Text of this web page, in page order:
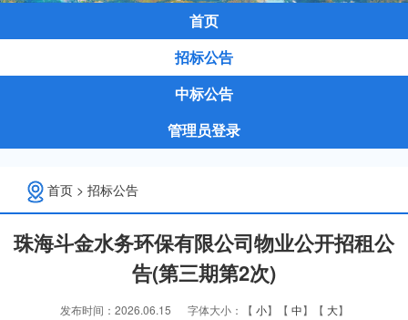
首页
招标公告
中标公告
管理员登录
首页 > 招标公告
珠海斗金水务环保有限公司物业公开招租公
告(第三期第2次)
发布时间：2026.06.15 字体大小：【 小】【 中】【 大】